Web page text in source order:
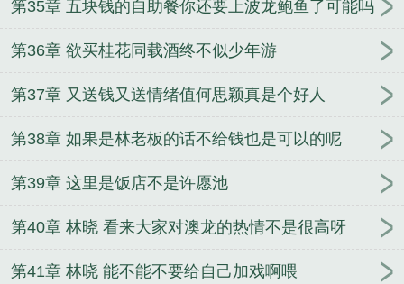
第35章 五块钱的自助餐你还要上波龙鲍鱼了可能吗
第36章 欲买桂花同载酒终不似少年游
第37章 又送钱又送情绪值何思颖真是个好人
第38章 如果是林老板的话不给钱也是可以的呢
第39章 这里是饭店不是许愿池
第40章 林晓 看来大家对澳龙的热情不是很高呀
第41章 林晓 能不能不要给自己加戏啊喂